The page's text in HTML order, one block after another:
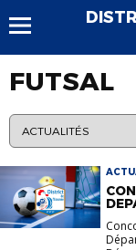
FUTSAL